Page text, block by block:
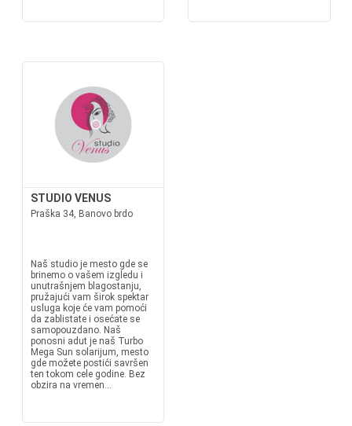
STUDIO VENUS
Praška 34, Banovo brdo
Naš studio je mesto gde se
brinemo o vašem izgledu i
unutrašnjem blagostanju,
pružajući vam širok spektar
usluga koje će vam pomoći
da zablistate i osećate se
samopouzdano. Naš
ponosni adut je naš Turbo
Mega Sun solarijum, mesto
gde možete postići savršen
ten tokom cele godine. Bez
obzira na vremen...